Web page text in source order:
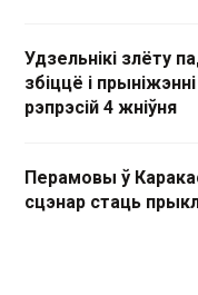
Удзельнікі злёту
збіццё і
рэпрэсій 4 жніўня
Перамовы ў
сцэнар стаць